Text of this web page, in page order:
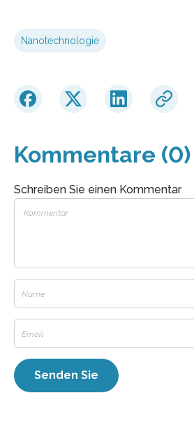
Nanotechnologie
Kommentare (0)
Schreiben Sie einen Kommentar